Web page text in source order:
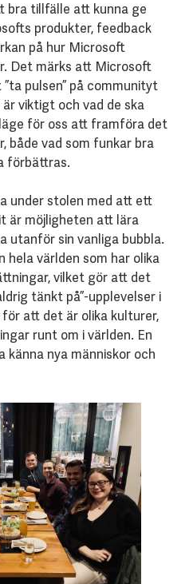
bra tillfälle att kunna ge
produkter, feedback
på hur Microsoft
Det märks att Microsoft
pulsen” på communityt
viktigt och vad de ska
för oss att framföra det
både vad som funkar bra
förbättras.
under stolen med att ett
är möjligheten att lära
utanför sin vanliga bubbla.
hela världen som har olika
vilket gör att det
tänkt på”-upplevelser i
för att det är olika kulturer,
runt om i världen. En
nya människor och